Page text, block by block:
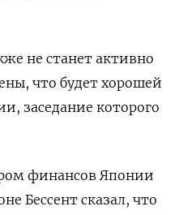
не станет активно
что будет хорошей
заседание которого
финансов Японии
Бессент сказал, что